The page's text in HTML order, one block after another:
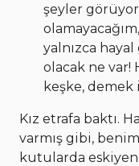
şeyler
yalnızca
olacak ne var!
keşke,
Kız etrafa baktı.
varmış gibi,
kutularda